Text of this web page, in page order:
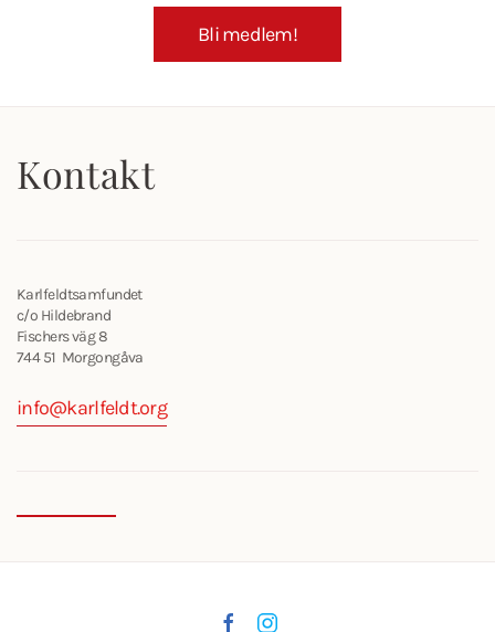
Bli medlem!
Kontakt
Karlfeldtsamfundet
c/o Hildebrand
Fischers väg 8
744 51 Morgongåva
info@karlfeldt.org